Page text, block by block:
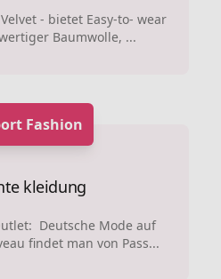
- bietet Easy-to- wear
Baumwolle, ...
Fashion
kleidung
Deutsche Mode auf
findet man von Pass...